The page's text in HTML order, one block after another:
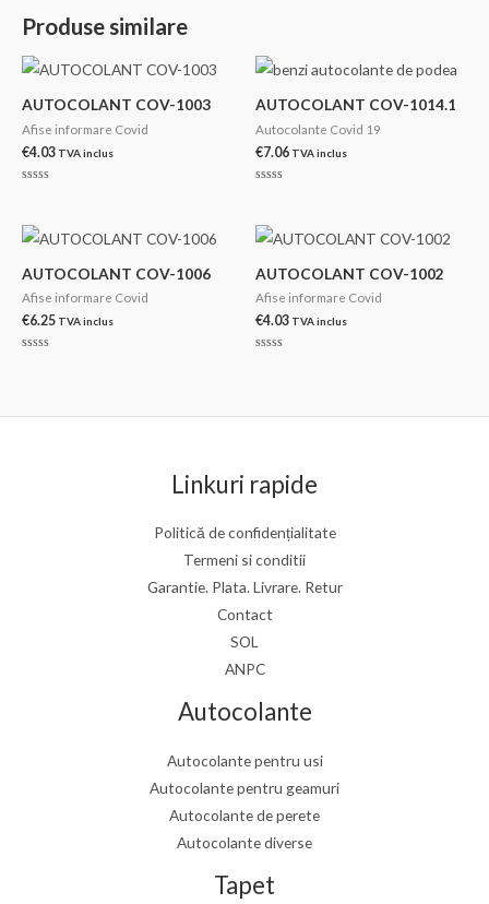
Produse similare
AUTOCOLANT COV-1003
Afise informare Covid
€4.03 TVA inclus
din
5
AUTOCOLANT COV-1014.1
Autocolante Covid 19
€7.06 TVA inclus
din
5
AUTOCOLANT COV-1006
Afise informare Covid
€6.25 TVA inclus
AUTOCOLANT COV-1002
Afise informare Covid
€4.03 TVA inclus
Linkuri rapide
Politică de confidențialitate
Termeni si conditii
Garantie. Plata. Livrare. Retur
Contact
SOL
ANPC
Autocolante
Autocolante pentru usi
Autocolante pentru geamuri
Autocolante de perete
Autocolante diverse
Tapet